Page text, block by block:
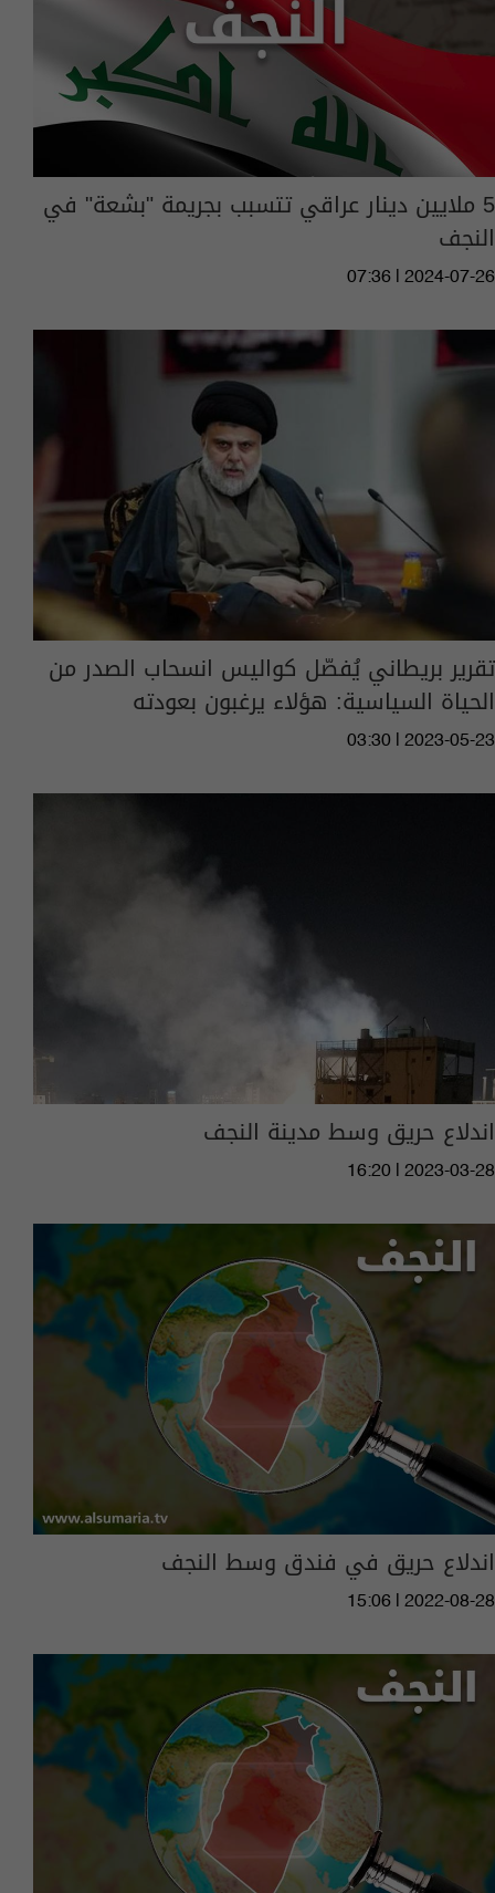
5 ملايين دينار عراقي تتسبب بجريمة "بشعة" في
النجف
07:36 | 2024-07-26
تقرير بريطاني يُفصّل كواليس انسحاب الصدر من
الحياة السياسية: هؤلاء يرغبون بعودته
03:30 | 2023-05-23
اندلاع حريق وسط مدينة النجف
16:20 | 2023-03-28
اندلاع حريق في فندق وسط النجف
15:06 | 2022-08-28